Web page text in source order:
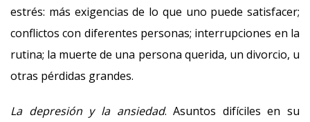
estrés: más exigencias de lo que uno puede satisfacer;
conflictos con diferentes personas; interrupciones en la
rutina; la muerte de una persona querida, un divorcio, u
otras pérdidas grandes.
La depresión y la ansiedad. Asuntos difíciles en su